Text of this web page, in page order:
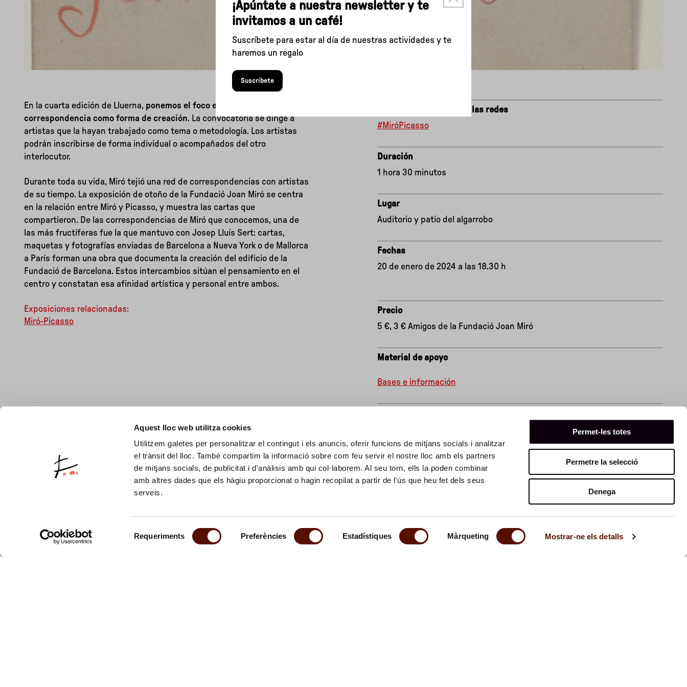
¡Apúntate a nuestra newsletter y te
invitamos a un café!
Suscríbete para estar al día de nuestras actividades y te
haremos un regalo
Suscríbete
Aquest lloc web utilitza cookies
Utilitzem galetes per personalitzar el contingut i els anuncis, oferir funcions de mitjans socials i analitzar
el trànsit del lloc. També compartim la informació sobre com feu servir el nostre lloc amb els partners
de mitjans socials, de publicitat i d'anàlisis amb qui col·laborem. Al seu torn, ells la poden combinar
amb altres dades que els hàgiu proporcionat o hagin recopilat a partir de l'ús que heu fet dels seus
serveis.
Requeriments Preferències Estadístiques Màrqueting Mostrar-ne els detalls
Permet-les totes
Permetre la selecció
Denega
En la cuarta edición de Lluerna, ponemos el foco en el arte de la
correspondencia como forma de creación. La convocatoria se dirige a
artistas que la hayan trabajado como tema o metodología. Los artistas
podrán inscribirse de forma individual o acompañados del otro
interlocutor.
Durante toda su vida, Miró tejió una red de correspondencias con artistas
de su tiempo. La exposición de otoño de la Fundació Joan Miró se centra
en la relación entre Miró y Picasso, y muestra las cartas que
compartieron. De las correspondencias de Miró que conocemos, una de
las más fructíferas fue la que mantuvo con Josep Lluís Sert: cartas,
maquetas y fotografías enviadas de Barcelona a Nueva York o de Mallorca
a París forman una obra que documenta la creación del edificio de la
Fundació de Barcelona. Estos intercambios sitúan el pensamiento en el
centro y constatan esa afinidad artística y personal entre ambos.
Exposiciones relacionadas:
Miró-Picasso
Sigue esta actividad en las redes
#MiróPicasso
Duración
1 hora 30 minutos
Lugar
Auditorio y patio del algarrobo
Fechas
20 de enero de 2024 a las 18.30 h
Precio
5 €, 3 € Amigos de la Fundació Joan Miró
Material de apoyo
Bases e información